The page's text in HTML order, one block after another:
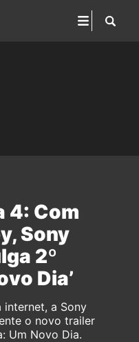
4: Com
Sony
2º
Dia’
internet, a Sony
o novo trailer
Um Novo Dia.